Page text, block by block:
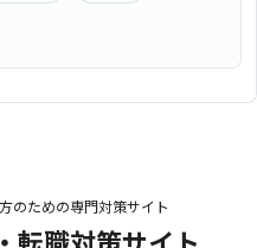
のための専門対策サイト